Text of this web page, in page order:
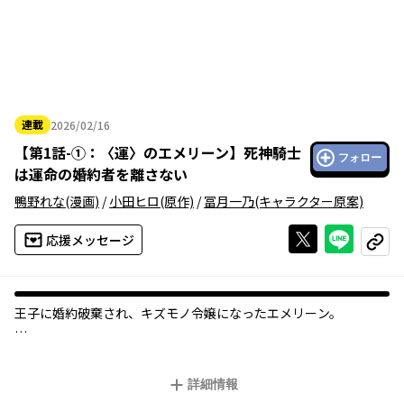
連載 2026/02/16
2026年02月16日
【第1話-①：〈運〉のエメリーン】 死神騎士
は運命の婚約者を離さない
フォロー
鴨野れな(漫画) /小田ヒロ(原作) /冨月一乃(キャラクター原案)
応援メッセージ Xで投稿する
ライン
コピー
王子に婚約破棄され、キズモノ令嬢になったエメリーン。
けれどそれは、エメリーンの<運>という<祝福>を目当てにしたも
詳細情報